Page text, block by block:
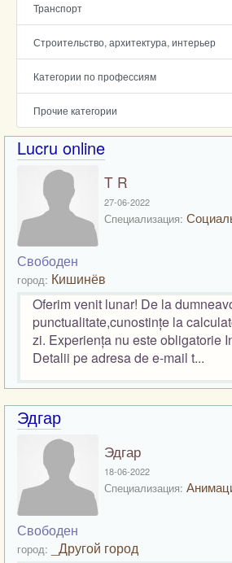
Транспорт
Строительство, архитектура, интерьер
Категории по профессиям
Прочие категории
Lucru online
T R
27-06-2022
Специализация:
Свободен
город: Кишинёв
Oferim venit lunar! De la
punctualitate,cunostințe la
zi. Experiența nu este obligatorie
Detalii pe adresa de e-mail t...
Эдгар
Эдгар
18-06-2022
Специализация:
Свободен
город: _Другой город